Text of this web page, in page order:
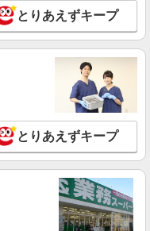
スタッフ ＜優先募集日
2－42－17
詳細を見る
スタッフ ＜優先募集日
とりあえずキープ
とりあえずキープ